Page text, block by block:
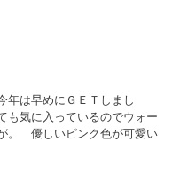
年は早めにＧＥＴしまし
気に入っているのでウォー
。 優しいピンク色が可愛い